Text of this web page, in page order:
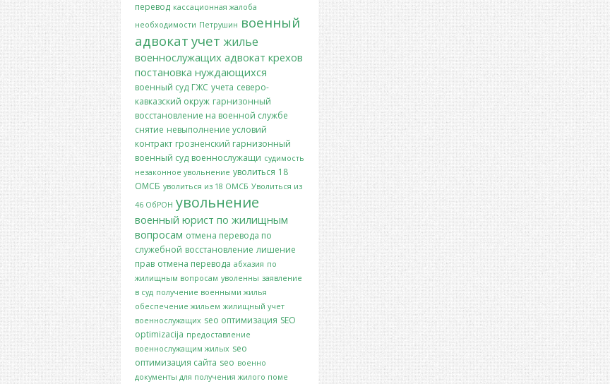
перевод кассационная жалоба
необходимости Петрушин военный
адвокат учет жилье
военнослужащих адвокат крехов
постановка нуждающихся
военный суд ГЖС учета северо-
кавказский окруж гарнизонный
восстановление на военной службе
снятие невыполнение условий
контракт грозненский гарнизонный
военный суд военнослужащи судимость
незаконное увольнение уволиться 18
ОМСБ уволиться из 18 ОМСБ Уволиться из
46 ОбРОН увольнение
военный юрист по жилищным
вопросам отмена перевода по
служебной восстановление лишение
прав отмена перевода абхазия по
жилищным вопросам уволенны заявление
в суд получение военными жилья
обеспечение жильем жилищный учет
военнослужащих seo оптимизация SEO
optimizacija предоставление
военнослужащим жилых seo
оптимизация сайта seo военно
документы для получения жилого поме